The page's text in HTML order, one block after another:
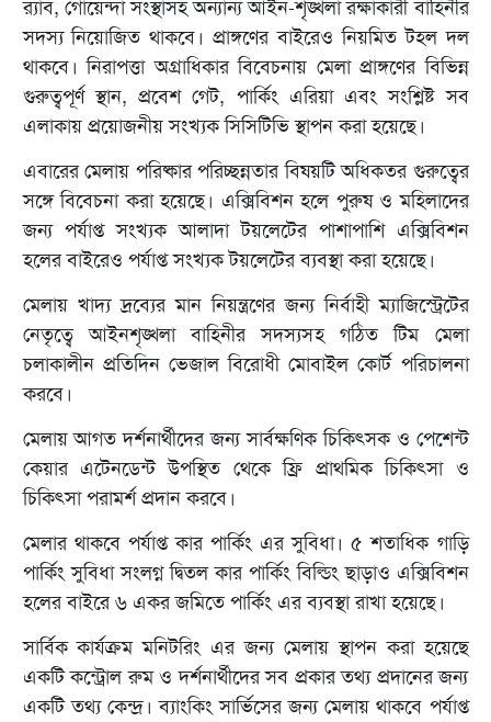
র‌্যাব, গোয়েন্দা সংস্থাসহ অন্যান্য আইন-শৃঙ্খলা রক্ষাকারী বাহিনীর
সদস্য নিয়োজিত থাকবে। প্রাঙ্গণের বাইরেও নিয়মিত টহল দল
থাকবে। নিরাপত্তা অগ্রাধিকার বিবেচনায় মেলা প্রাঙ্গণের বিভিন্ন
গুরুত্বপূর্ণ স্থান, প্রবেশ গেট, পার্কিং এরিয়া এবং সংশ্লিষ্ট সব
এলাকায় প্রয়োজনীয় সংখ্যক সিসিটিভি স্থাপন করা হয়েছে।
এবারের মেলায় পরিষ্কার পরিচ্ছন্নতার বিষয়টি অধিকতর গুরুত্বের
সঙ্গে বিবেচনা করা হয়েছে। এক্সিবিশন হলে পুরুষ ও মহিলাদের
জন্য পর্যাপ্ত সংখ্যক আলাদা টয়লেটের পাশাপাশি এক্সিবিশন
হলের বাইরেও পর্যাপ্ত সংখ্যক টয়লেটের ব্যবস্থা করা হয়েছে।
মেলায় খাদ্য দ্রব্যের মান নিয়ন্ত্রণের জন্য নির্বাহী ম্যাজিস্ট্রেটের
নেতৃত্বে আইনশৃঙ্খলা বাহিনীর সদস্যসহ গঠিত টিম মেলা
চলাকালীন প্রতিদিন ভেজাল বিরোধী মোবাইল কোর্ট পরিচালনা
করবে।
মেলায় আগত দর্শনার্থীদের জন্য সার্বক্ষণিক চিকিৎসক ও পেশেন্ট
কেয়ার এটেনডেন্ট উপস্থিত থেকে ফ্রি প্রাথমিক চিকিৎসা ও
চিকিৎসা পরামর্শ প্রদান করবে।
মেলার থাকবে পর্যাপ্ত কার পার্কিং এর সুবিধা। ৫ শতাধিক গাড়ি
পার্কিং সুবিধা সংলগ্ন দ্বিতল কার পার্কিং বিল্ডিং ছাড়াও এক্সিবিশন
হলের বাইরে ৬ একর জমিতে পার্কিং এর ব্যবস্থা রাখা হয়েছে।
সার্বিক কার্যক্রম মনিটরিং এর জন্য মেলায় স্থাপন করা হয়েছে
একটি কন্ট্রোল রুম ও দর্শনার্থীদের সব প্রকার তথ্য প্রদানের জন্য
একটি তথ্য কেন্দ্র। ব্যাংকিং সার্ভিসের জন্য মেলায় থাকবে পর্যাপ্ত